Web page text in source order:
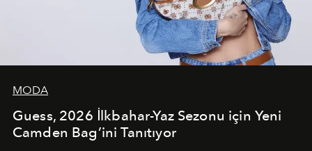
MODA
Guess, 2026 İlkbahar-Yaz Sezonu için Yeni
Camden Bag’ini Tanıtıyor